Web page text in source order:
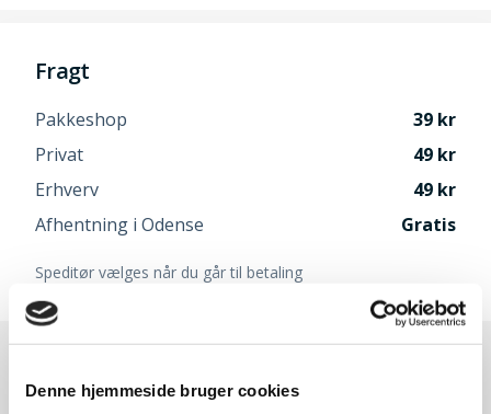
Denne hjemmeside bruger cookies
Fragt
Pakkeshop
39
Privat
49
Erhverv
49
Afhentning i Odense
Gratis
Speditør vælges når du går til betaling